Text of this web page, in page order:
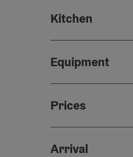
Kitchen
Equipment
Prices
Arrival